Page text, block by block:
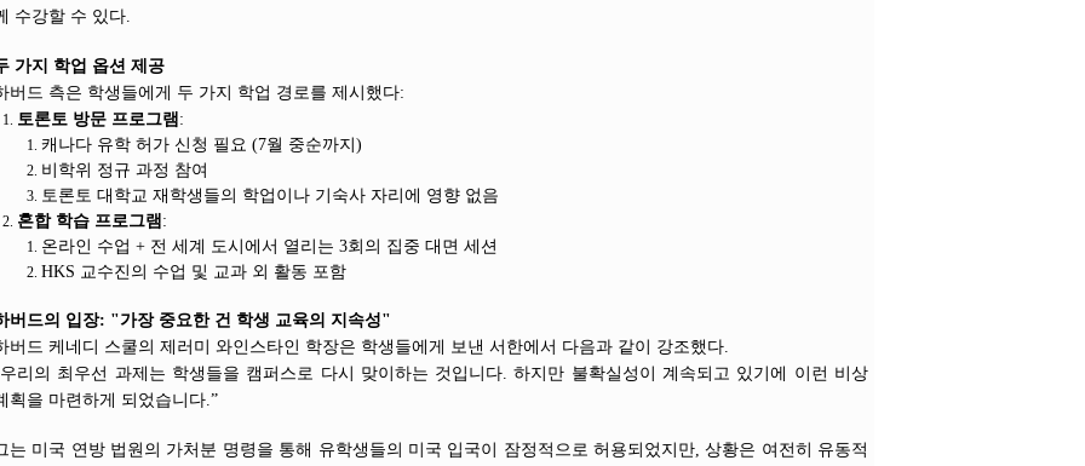
수강할 수 있다.
가지 학업 옵션 제공
버드 측은 학생들에게 두 가지 학업 경로를 제시했다:
토론토 방문 프로그램 :
캐나다 유학 허가 신청 필요 (7월 중순까지)
비학위 정규 과정 참여
토론토 대학교 재학생들의 학업이나 기숙사 자리에 영향 없음
혼합 학습 프로그램 :
온라인 수업 + 전 세계 도시에서 열리는 3회의 집중 대면 세션
HKS 교수진의 수업 및 교과 외 활동 포함
버드의 입장: "가장 중요한 건 학생 교육의 지속성"
버드 케네디 스쿨의 제러미 와인스타인 학장은 학생들에게 보낸 서한에서 다음과 같이 강조했다.
리의 최우선 과제는 학생들을 캠퍼스로 다시 맞이하는 것입니다. 하지만 불확실성이 계속되고 있기에 이런 비상
획을 마련하게 되었습니다.”
는 미국 연방 법원의 가처분 명령을 통해 유학생들의 미국 입국이 잠정적으로 허용되었지만, 상황은 여전히 유동적